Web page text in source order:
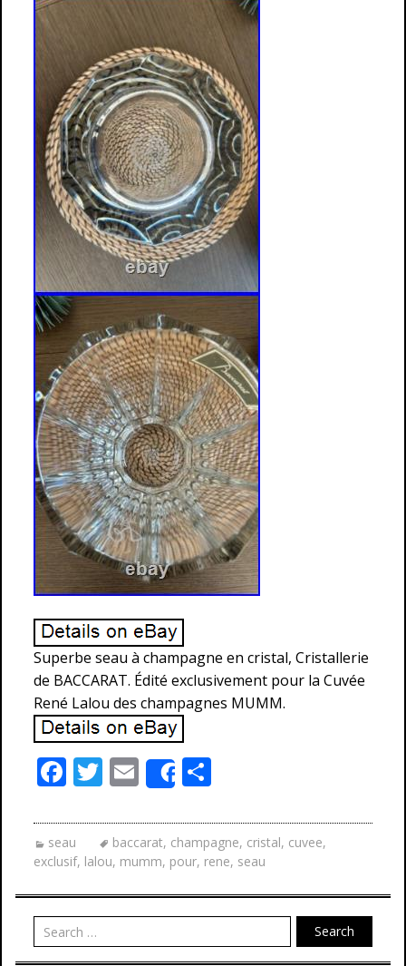
Superbe seau à champagne en cristal, Cristallerie
de BACCARAT. Édité exclusivement pour la Cuvée
René Lalou des champagnes MUMM.
F
e
b
o
o
k
T
itt
er
E
m
ai
l
Share
ta
g
er
seau baccarat, champagne, cristal, cuvee,
exclusif, lalou, mumm, pour, rene, seau
Search